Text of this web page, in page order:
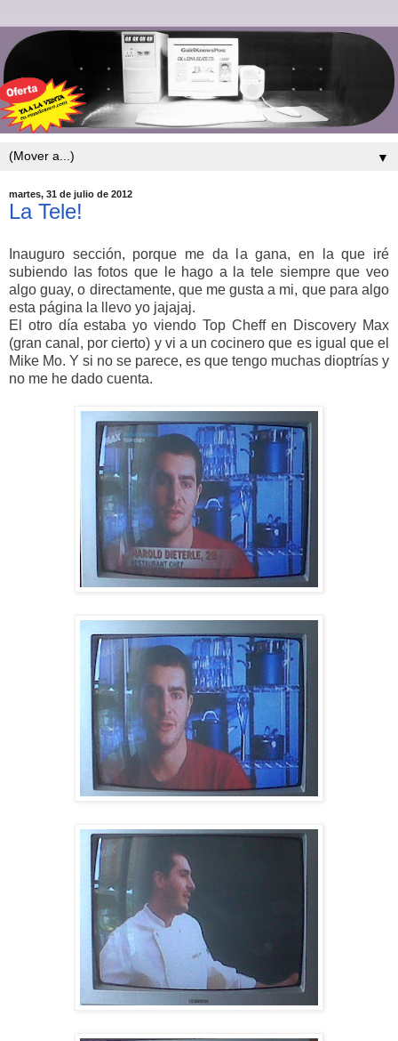
▼
martes, 31 de julio de 2012
La Tele!
Inauguro sección, porque me da la gana, en la que iré
subiendo las fotos que le hago a la tele siempre que veo
algo guay, o directamente, que me gusta a mi, que para algo
esta página la llevo yo jajajaj.
El otro día estaba yo viendo Top Cheff en Discovery Max
(gran canal, por cierto) y vi a un cocinero que es igual que el
Mike Mo. Y si no se parece, es que tengo muchas dioptrías y
no me he dado cuenta.